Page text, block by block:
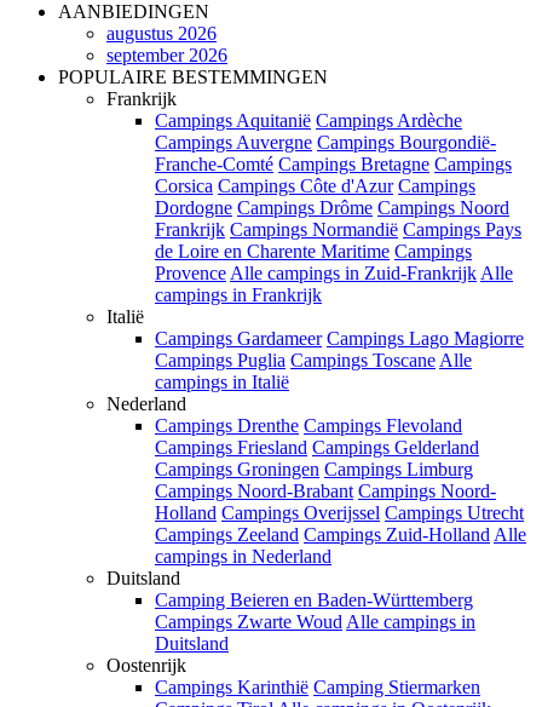
AANBIEDINGEN
augustus 2026
september 2026
POPULAIRE BESTEMMINGEN
Frankrijk
Campings Aquitanië Campings Ardèche
Campings Auvergne Campings Bourgondië-
Franche-Comté Campings Bretagne Campings
Corsica Campings Côte d'Azur Campings
Dordogne Campings Drôme Campings Noord
Frankrijk Campings Normandië Campings Pays
de Loire en Charente Maritime Campings
Provence Alle campings in Zuid-Frankrijk Alle
campings in Frankrijk
Italië
Campings Gardameer Campings Lago Magiorre
Campings Puglia Campings Toscane Alle
campings in Italië
Nederland
Campings Drenthe Campings Flevoland
Campings Friesland Campings Gelderland
Campings Groningen Campings Limburg
Campings Noord-Brabant Campings Noord-
Holland Campings Overijssel Campings Utrecht
Campings Zeeland Campings Zuid-Holland Alle
campings in Nederland
Duitsland
Camping Beieren en Baden-Württemberg
Campings Zwarte Woud Alle campings in
Duitsland
Oostenrijk
Campings Karinthië Camping Stiermarken